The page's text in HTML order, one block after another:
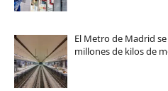
El Metro de Madrid
millones de kilos de